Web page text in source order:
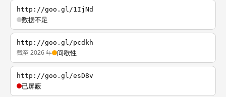
http://goo.gl/1IjNd
数据不足
http://goo.gl/pcdkh
截至 2026 年 间歇性
http://goo.gl/esD8v
已屏蔽